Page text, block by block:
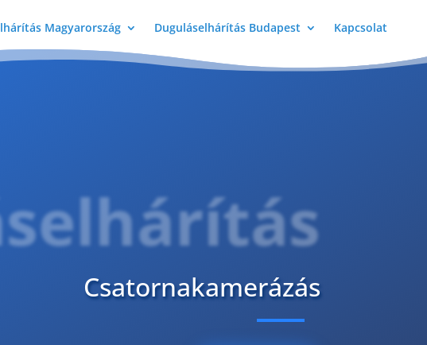
Magyarország Duguláselhárítás Budapest Kapcsolat
elhárítás
Csatornakamerázás